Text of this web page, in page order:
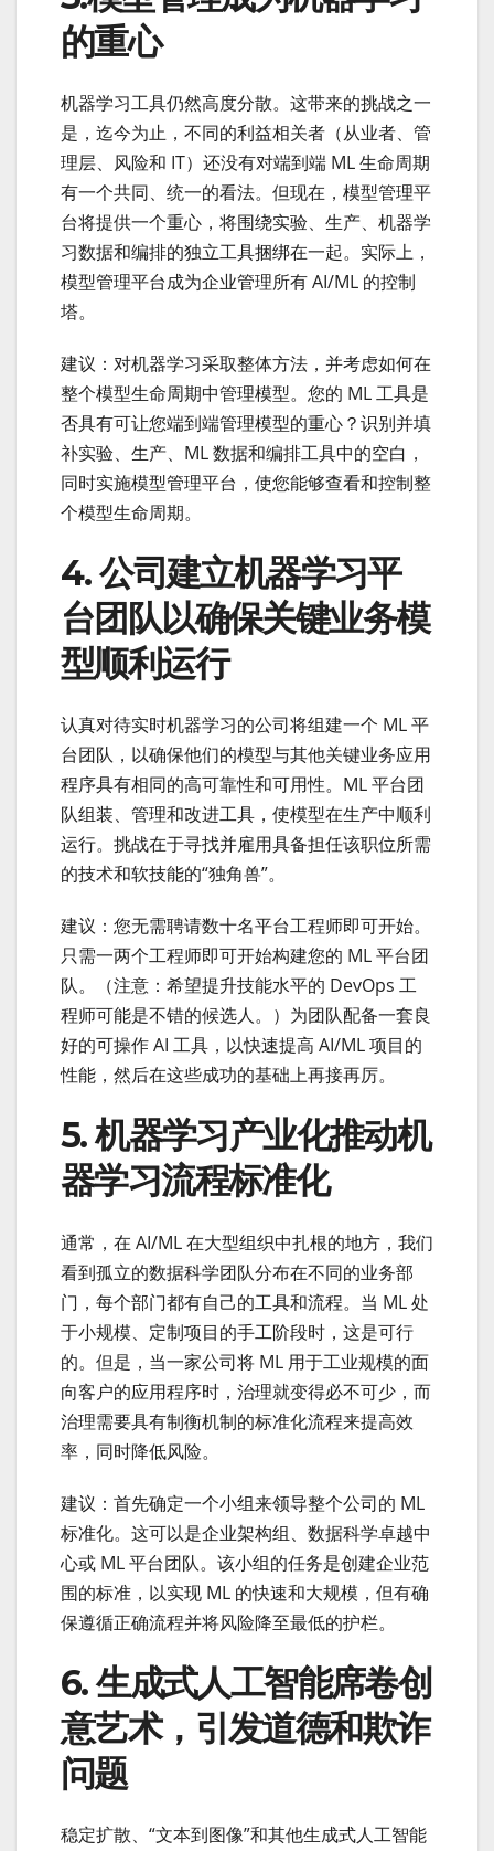
的重心
机器学习工具仍然高度分散。这带来的挑战之一
是，迄今为止，不同的利益相关者（从业者、管
理层、风险和 IT）还没有对端到端 ML 生命周期
有一个共同、统一的看法。但现在，模型管理平
台将提供一个重心，将围绕实验、生产、机器学
习数据和编排的独立工具捆绑在一起。实际上，
模型管理平台成为企业管理所有 AI/ML 的控制
塔。
建议：对机器学习采取整体方法，并考虑如何在
整个模型生命周期中管理模型。您的 ML 工具是
否具有可让您端到端管理模型的重心？识别并填
补实验、生产、ML 数据和编排工具中的空白，
同时实施模型管理平台，使您能够查看和控制整
个模型生命周期。
4. 公司建立机器学习平
台团队以确保关键业务模
型顺利运行
认真对待实时机器学习的公司将组建一个 ML 平
台团队，以确保他们的模型与其他关键业务应用
程序具有相同的高可靠性和可用性。ML 平台团
队组装、管理和改进工具，使模型在生产中顺利
运行。挑战在于寻找并雇用具备担任该职位所需
的技术和软技能的“独角兽”。
建议：您无需聘请数十名平台工程师即可开始。
只需一两个工程师即可开始构建您的 ML 平台团
队。（注意：希望提升技能水平的 DevOps 工
程师可能是不错的候选人。）为团队配备一套良
好的可操作 AI 工具，以快速提高 AI/ML 项目的
性能，然后在这些成功的基础上再接再厉。
5. 机器学习产业化推动机
器学习流程标准化
通常，在 AI/ML 在大型组织中扎根的地方，我们
看到孤立的数据科学团队分布在不同的业务部
门，每个部门都有自己的工具和流程。当 ML 处
于小规模、定制项目的手工阶段时，这是可行
的。但是，当一家公司将 ML 用于工业规模的面
向客户的应用程序时，治理就变得必不可少，而
治理需要具有制衡机制的标准化流程来提高效
率，同时降低风险。
建议：首先确定一个小组来领导整个公司的 ML
标准化。这可以是企业架构组、数据科学卓越中
心或 ML 平台团队。该小组的任务是创建企业范
围的标准，以实现 ML 的快速和大规模，但有确
保遵循正确流程并将风险降至最低的护栏。
6. 生成式人工智能席卷创
意艺术，引发道德和欺诈
问题
稳定扩散、“文本到图像”和其他生成式人工智能